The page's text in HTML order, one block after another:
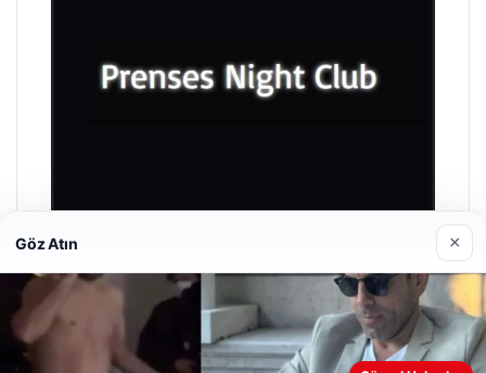
Prenses Night Club
29/04/2026
Göz Atın ×